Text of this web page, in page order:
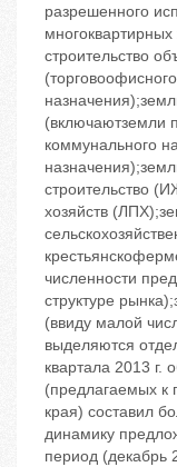
разрешенного
строительство
(включаютземли
коммунального
строительство
хозяйств
численности
структуре
(ввиду малой
выделяются
квартала 2013 г.
(предлагаемых к
края) составил
динамику
период (декабрь